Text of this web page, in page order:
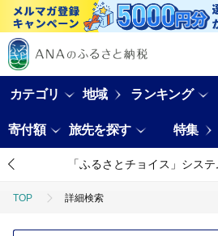
カテゴリ 地域 ランキング
寄付額 旅先を探す 特集
「ふるさとチョイス」シス
TOP 詳細検索